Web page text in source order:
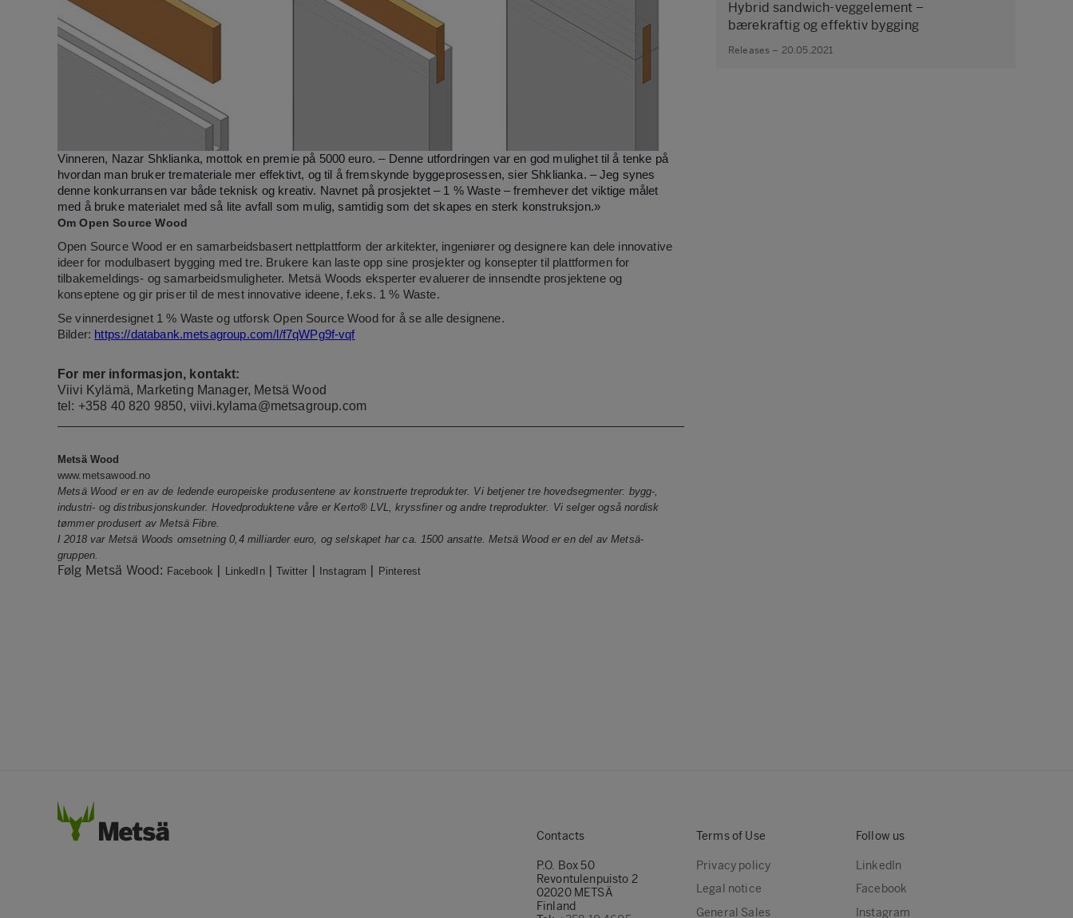
Vinneren, Nazar Shklianka, mottok en premie på 5000 euro. – Denne utfordringen var en god mulighet til å tenke på
hvordan man bruker tremateriale mer effektivt, og til å fremskynde byggeprosessen, sier Shklianka. – Jeg synes
denne konkurransen var både teknisk og kreativ. Navnet på prosjektet – 1 % Waste – fremhever det viktige målet
med å bruke materialet med så lite avfall som mulig, samtidig som det skapes en sterk konstruksjon.»
Om Open Source Wood
Open Source Wood er en samarbeidsbasert nettplattform der arkitekter, ingeniører og designere kan dele innovative
ideer for modulbasert bygging med tre. Brukere kan laste opp sine prosjekter og konsepter til plattformen for
tilbakemeldings- og samarbeidsmuligheter. Metsä Woods eksperter evaluerer de innsendte prosjektene og
konseptene og gir priser til de mest innovative ideene, f.eks. 1 % Waste.
Sevinnerdesignet 1 % Waste og utforskOpen Source Wood for å se alle designene.
Bilder: https://databank.metsagroup.com/l/f7qWPg9f-vqf
For mer informasjon, kontakt:
Viivi Kylämä, Marketing Manager, Metsä Wood
tel: +358 40 820 9850, viivi.kylama@metsagroup.com
Metsä Wood
www.metsawood.no
Metsä Wood er en av de ledende europeiske produsentene av konstruerte treprodukter. Vi betjener tre hovedsegmenter: bygg-,
industri- og distribusjonskunder. Hovedproduktene våre er Kerto® LVL, kryssfiner og andre treprodukter. Vi selger også nordisk
tømmer produsert av Metsä Fibre.
I 2018 var Metsä Woods omsetning 0,4 milliarder euro, og selskapet har ca. 1500 ansatte. Metsä Wood er en del av Metsä-
gruppen.
Følg Metsä Wood: Facebook LinkedIn|Twitter Instagram Pinterest
Hybrid sandwich-veggelement –
bærekraftig og effektiv bygging
Releases – 20.05.2021
Contacts
P.O. Box 50
Revontulenpuisto 2
02020 METSÄ
Finland
Terms of Use
Privacy policy
Legal notice
General Sales
Follow us
LinkedIn
Facebook
Instagram